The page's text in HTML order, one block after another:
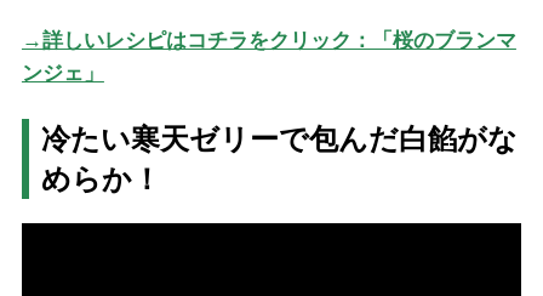
→詳しいレシピはコチラをクリック：「桜のブランマ
ンジェ」
冷たい寒天ゼリーで包んだ白餡がな
めらか！